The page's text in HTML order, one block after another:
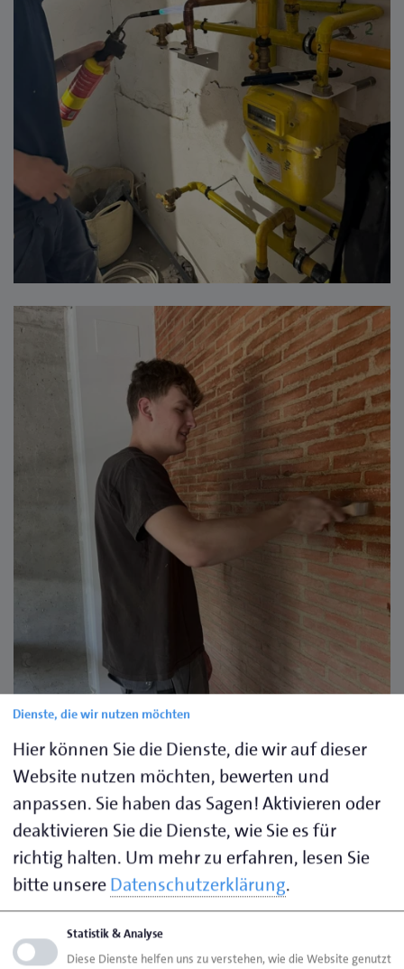
Dienste, die wir nutzen möchten
Hier können Sie die Dienste, die wir auf dieser
Website nutzen möchten, bewerten und
anpassen. Sie haben das Sagen! Aktivieren oder
deaktivieren Sie die Dienste, wie Sie es für
richtig halten. Um mehr zu erfahren, lesen Sie
bitte unsereDatenschutzerklärung.
Statistik & Analyse
Diese Dienste helfen uns zu verstehen, wie die Website genutzt